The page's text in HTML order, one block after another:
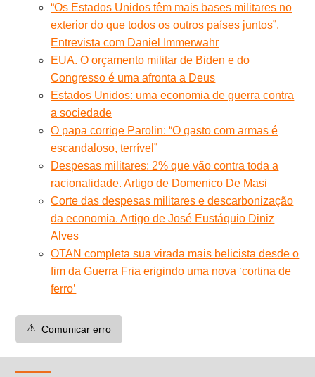
“Os Estados Unidos têm mais bases militares no
exterior do que todos os outros países juntos”.
Entrevista com Daniel Immerwahr
EUA. O orçamento militar de Biden e do
Congresso é uma afronta a Deus
Estados Unidos: uma economia de guerra contra
a sociedade
O papa corrige Parolin: “O gasto com armas é
escandaloso, terrível”
Despesas militares: 2% que vão contra toda a
racionalidade. Artigo de Domenico De Masi
Corte das despesas militares e descarbonização
da economia. Artigo de José Eustáquio Diniz
Alves
OTAN completa sua virada mais belicista desde o
fim da Guerra Fria erigindo uma nova ‘cortina de
ferro’
⚠️ Comunicar erro